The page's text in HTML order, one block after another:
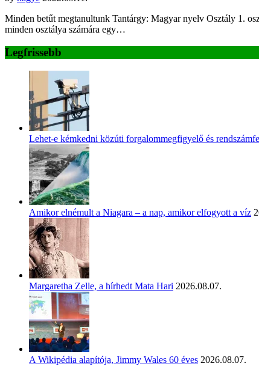
Minden betűt megtanultunk Tantárgy: Magyar nyelv Osztály 1.
minden osztálya számára egy…
Legfrissebb
Lehet-e kémkedni közúti forgalommegfigyelő és
Amikor elnémult a Niagara – a nap, amikor elfogyott a víz
Margaretha Zelle, a hírhedt Mata Hari 2026.08.07.
A Wikipédia alapítója, Jimmy Wales 60 éves 2026.08.07.